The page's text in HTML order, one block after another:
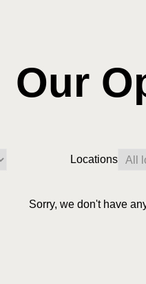
Our
Locations
Sorry, we don't have